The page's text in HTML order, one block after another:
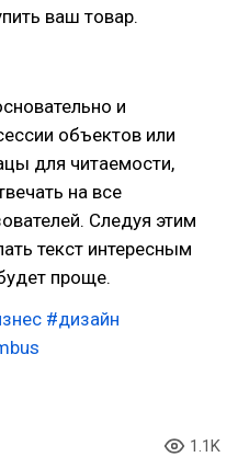
ваш товар.
и
объектов или
для читаемости,
на все
Следуя этим
текст интересным
проще.
#дизайн
1.1K